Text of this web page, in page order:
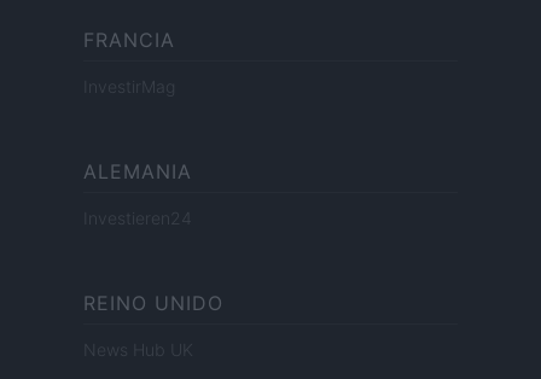
FRANCIA
InvestirMag
ALEMANIA
Investieren24
REINO UNIDO
News Hub UK